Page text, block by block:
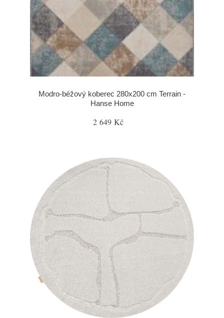
Modro-béžový koberec 280x200 cm Terrain -
Hanse Home
2 649 Kč